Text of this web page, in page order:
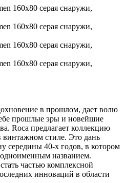
в прошлом, дает волю
прошлые эры и новейшие
Roca предлагает коллекцию
винтажном стиле. Это дань
середины 40-х годов, в котором
названием.
частью комплексной
инноваций в области